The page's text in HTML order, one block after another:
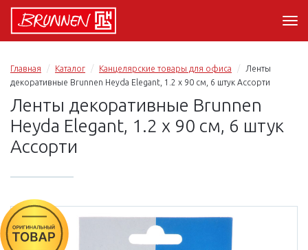
Главная Каталог Канцелярские товары для офиса
Ленты
декоративные Brunnen Heyda Elegant, 1.2 х 90 см, 6 штук Ассорти
Ленты декоративные Brunnen
Heyda Elegant, 1.2 х 90 см, 6 штук
Ассорти